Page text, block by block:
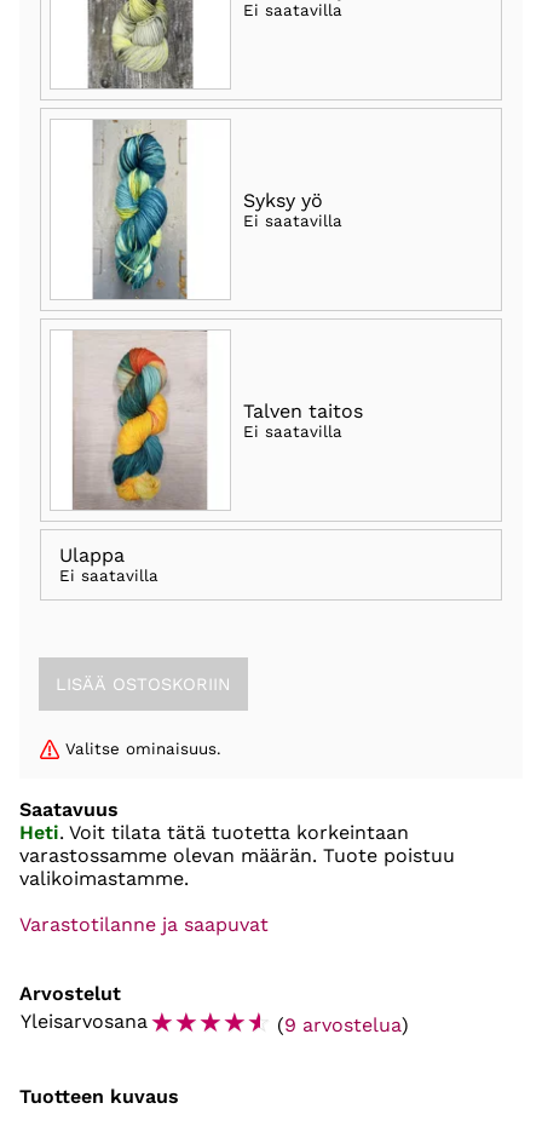
Ei saatavilla
Syksy yö
Ei saatavilla
Talven taitos
Ei saatavilla
Ulappa
Ei saatavilla
Valitse ominaisuus.
Saatavuus
Heti. Voit tilata tätä tuotetta korkeintaan
varastossamme olevan määrän. Tuote poistuu
valikoimastamme.
Varastotilanne ja saapuvat
Arvostelut
Yleisarvosana☆☆☆☆☆ (9 arvostelua)
Tuotteen kuvaus